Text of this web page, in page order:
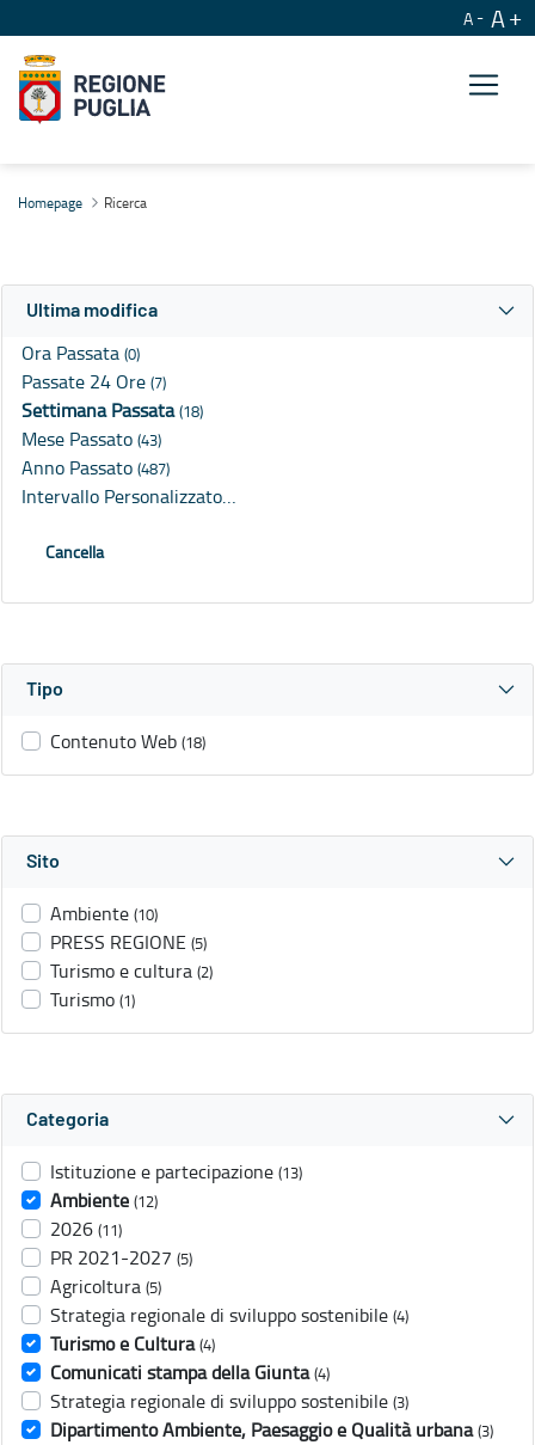
A A
Homepage Ricerca
Ultima modifica
Ora Passata (0)
Passate 24 Ore (7)
Settimana Passata(18)
Mese Passato (43)
Anno Passato (487)
Intervallo Personalizzato…
Cancella
Tipo
Contenuto Web (18)
Sito
Ambiente (10)
PRESS REGIONE (5)
Turismo e cultura (2)
Turismo (1)
Categoria
Istituzione e partecipazione (13)
Ambiente (12)
2026 (11)
PR 2021-2027 (5)
Agricoltura (5)
Strategia regionale di sviluppo sostenibile (4)
Turismo e Cultura (4)
Comunicati stampa della Giunta (4)
Strategia regionale di sviluppo sostenibile (3)
Dipartimento Ambiente, Paesaggio e Qualità urbana (3)